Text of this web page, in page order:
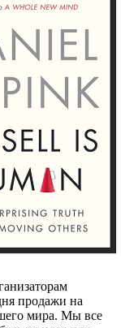
продажи на
мира. Мы все